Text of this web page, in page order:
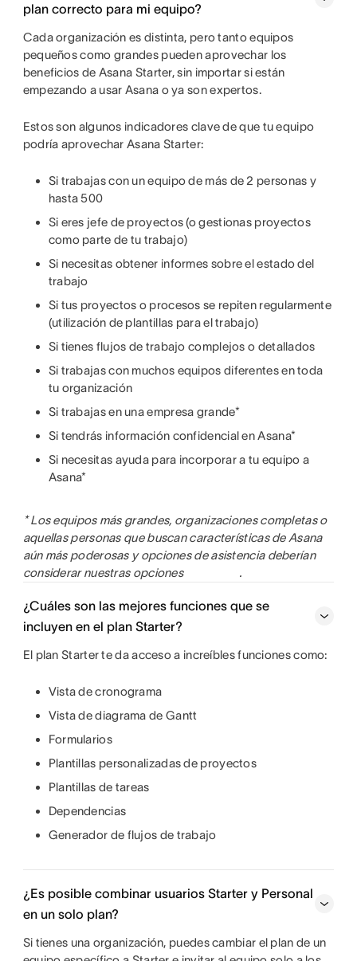
plan correcto para mi equipo?
Cada organización es distinta, pero tanto equipos
pequeños como grandes pueden aprovechar los
beneficios de Asana Starter, sin importar si están
empezando a usar Asana o ya son expertos.
Estos son algunos indicadores clave de que tu equipo
podría aprovechar Asana Starter:
Si trabajas con un equipo de más de 2 personas y
hasta 500
Si eres jefe de proyectos (o gestionas proyectos
como parte de tu trabajo)
Si necesitas obtener informes sobre el estado del
trabajo
Si tus proyectos o procesos se repiten regularmente
(utilización de plantillas para el trabajo)
Si tienes flujos de trabajo complejos o detallados
Si trabajas con muchos equipos diferentes en toda
tu organización
Si trabajas en una empresa grande*
Si tendrás información confidencial en Asana*
Si necesitas ayuda para incorporar a tu equipo a
Asana*
* Los equipos más grandes, organizaciones completas o
aquellas personas que buscan características de Asana
aún más poderosas y opciones de asistencia deberían
considerar nuestras opciones
.
¿Cuáles son las mejores funciones que se
incluyen en el plan Starter?
El plan Starter te da acceso a increíbles funciones como:
Vista de cronograma
Vista de diagrama de Gantt
Formularios
Plantillas personalizadas de proyectos
Plantillas de tareas
Dependencias
Generador de flujos de trabajo
¿Es posible combinar usuarios Starter y Personal
en un solo plan?
Si tienes una organización, puedes cambiar el plan de un